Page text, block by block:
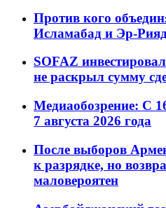
Против кого
Исламабад и Эр-
SOFAZ
не раскрыл сумму
Медиаобозрение: С
7 августа 2026 года
После выборов
к разрядке, но
маловероятен